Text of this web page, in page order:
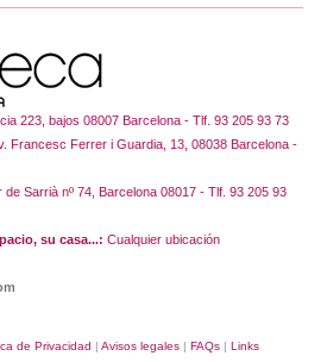
223, bajos 08007 Barcelona - Tlf. 93 205 93 73
Francesc Ferrer i Guardia, 13, 08038 Barcelona -
de Sarrià nº 74, Barcelona 08017 - Tlf. 93 205 93
su casa...: Cualquier ubicación
de Privacidad Avisos legales| FAQs| Links